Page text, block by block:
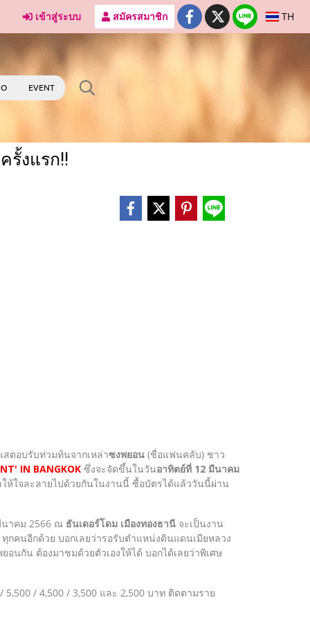
เข้าสู่ระบบ สมัครสมาชิก TH
EVENT
รั้งแรก!!
ตอบรับท่วมท้นจากเหล่าซงพยอน (ชื่อแฟนคลับ) ชาว
IN BANGKOK ซึ่งจะจัดขึ้นในวันอาทิตย์ที่ 12 มีนาคม
ห้ใจละลายไปด้วยกันในงานนี้ ซื้อบัตรได้แล้ววันนี้ผ่าน
าคม 2566 ณ ธันเดอร์โดม เมืองทองธานี จะเป็นงาน
คนอีกด้วย บอกเลยว่ารอรับตำแหน่งดินแดนเมียหลวง
นกัน ต้องมาชมด้วยตัวเองให้ได้ บอกได้เลยว่าพิเศษ
/ 4,500 / 3,500 และ 2,500 บาท ติดตามราย